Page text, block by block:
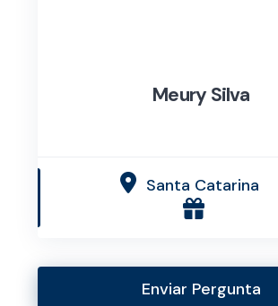
Meury Silva
Santa Catarina
Enviar Pergunta